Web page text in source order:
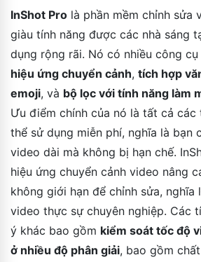
InShot Pro là phần mềm chỉnh sửa
giàu tính năng được các nhà sáng
dụng rộng rãi. Nó có nhiều công
hiệu ứng chuyển cảnh, tích hợp
emoji, và bộ lọc với tính năng làm
Ưu điểm chính của nó là tất cả các
thể sử dụng miễn phí, nghĩa là bạn
video dài mà không bị hạn chế.
hiệu ứng chuyển cảnh video nâng
không giới hạn để chỉnh sửa, nghĩa
video thực sự chuyên nghiệp. Các
ý khác bao gồm kiểm soát tốc độ
ở nhiều độ phân giải, bao gồm